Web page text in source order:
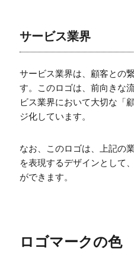
サービス業界
サービス業界は、顧客との
す。このロゴは、前向きな
ビス業界において大切な「
ジ化しています。
なお、このロゴは、上記の
を表現するデザインとして
ができます。
ロゴマークの色